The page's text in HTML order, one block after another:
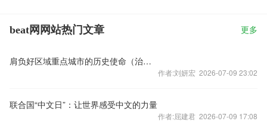
beat网网站热门文章 更多
肩负好区域重点城市的历史使命（治理者说）
作者:刘妍宏 2026-07-09 23:02
联合国“中文日”：让世界感受中文的力量
作者:屈建君 2026-07-09 17:08